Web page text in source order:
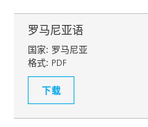
罗马尼亚语
国家: 罗马尼亚
格式: PDF
下载